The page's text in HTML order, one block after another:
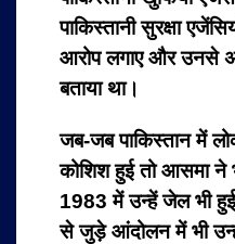
पाकिस्तानी सुरक्षा
आरोप लगाए और उनसे
बताया था।
जब-जब पाकिस्तान में
कोशिश हुई तो आसमा ने
1983 में उन्हें जेल भी
से जुड़े आंदोलन में भी